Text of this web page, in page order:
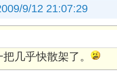
9/12 21:07:29
几乎快散架了。